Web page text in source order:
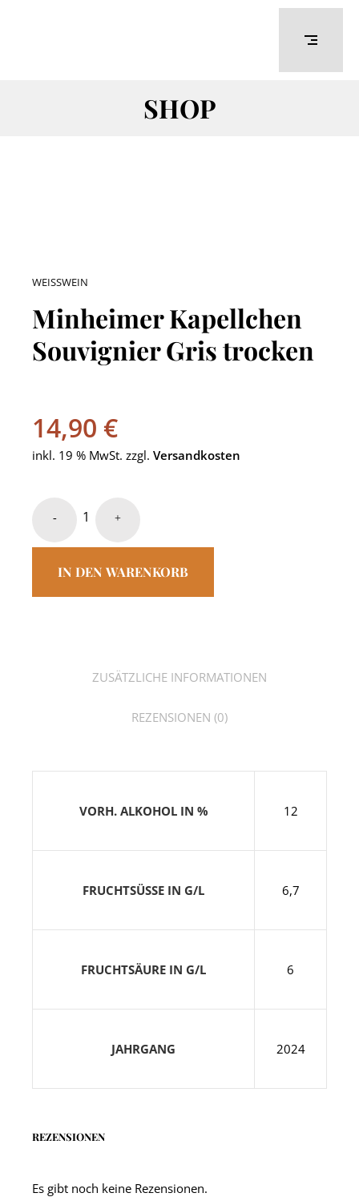
SHOP
WEISSWEIN
Minheimer Kapellchen
Souvignier Gris trocken
14,90 €
inkl. 19 % MwSt. zzgl. Versandkosten
IN DEN WARENKORB
ZUSÄTZLICHE INFORMATIONEN
REZENSIONEN (0)
VORH. ALKOHOL IN % 12
FRUCHTSÜSSE IN G/L 6,7
FRUCHTSÄURE IN G/L 6
JAHRGANG 2024
REZENSIONEN
Es gibt noch keine Rezensionen.